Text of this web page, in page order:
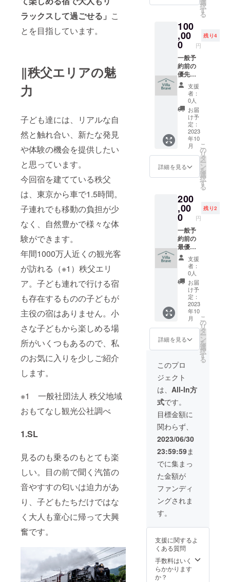
ラックスして過ごせる」 こ
とを目指しています。
‖秩父エリアの魅
力
子ども達には、リアルな自
然と触れ合い、新たな発見
や体験の機会を提供したい
と思っています。
今回宿を建てている秩父
は、東京から車で1.5時間。
子連れでも移動の負担が少
なく、自然豊かで様々な体
験ができます。
年間1000万人近くの観光客
が訪れる（※1）秩父エリ
ア。子ども連れで行ける宿
も存在するものの子どもが
主役の宿はありません。小
さな子どもから楽しめる場
所がいくつもあるので、私
のお気に入りを少しご紹介
します。
※1 一般社団法人 秩父地域
おもてなし観光公社調べ
1.SL
見るのも乗るのもとても楽
しい。目の前で聞く汽笛の
音やすすの匂いは迫力があ
り、子どもたちだけではな
く大人も童心に帰って大興
奮です。
は、1回
泊で複
数のご
利用が
す。 例
えば
30,000
円分を
ご支援
いただ
いた場
合、1回
の宿泊
費用か
30,000
円を割
引いた
の支援
者様の
なかで
同日の
ご希望
がある
場合
は、先
着順と
させて
いただ
きま
す。 ＜
概要＞
■所在
地：埼
玉県秩
父市 ■
米 ■
チェッ
クイ
ン：施
設内タ
ブレッ
ト端末
から
チェッ
クイン
■チェッ
クイン
15:00
～・
チェッ
クアウ
ト10:00
■料金：
35,000
別）〜
を予定
■定員：
5名 ※添
い寝は3
歳以下2
名まで
OK ■寝
屋 （洋
室／布
団） ■
駐車台
数：2台
まで可
能
8月分ま
りま
す。 ※
一般の
方への
予約解
放に先
駆け、
リター
ン対象
の方へ
専用の
WEB予
約画面
URLを
ご案内
しま
す。 同
じリ
ターン
なかで
同日の
ご希望
がある
場合
は、先
着順と
させて
いただ
きま
す。 ＜
概要＞
■所在
地：埼
玉県秩
父市 ■
床面
積：
74.52平
チェッ
クイ
ン：施
設内タ
ブレッ
ト端末
から
チェッ
クイン
■チェッ
クイン
15:00
～・
チェッ
クアウ
ト10:00
■料金：
1泊平日
円（税
を予定
■定員：
5名 ※添
い寝は3
選
択
す
る
100
,00
0 円
残り4
一般予
約前の
優先予
約のご
案内、
金土日
祝含む2
連泊分
のご宿
泊にご
招待い
たしま
す。 ※
ご予約
は、
でとな
りま
す。 ※
一般の
方への
予約解
放に先
駆け、
リター
ン対象
の方へ
専用の
WEB予
約画面
URLを
ご案内
しま
す。 同
じリ
の支援
者様の
なかで
同日の
ご希望
がある
場合
は、先
着順と
させて
いただ
きま
す。 ＜
概要＞
■所在
地：埼
玉県秩
父市 ■
74.52平
チェッ
クイ
ン：施
設内タ
支援
者：
0人
お届
け予
定：
2023
年10
月
詳細を見る
こ
の
リ
タ
ー
ン
を
選
択
す
る
200
,00
0 円
残り2
一般予
約前の
最優先
での予
約のご
案内、
金土日
祝含む2
連泊分
のご宿
泊にご
招待い
たしま
す。 サ
プライ
手伝い
なども
全力で
いたし
ます！
2024年
10月末
までで
ご希望
の日を
お伺い
しま
す。 ※
一般の
方、他
支援金
額のリ
ターン
先駆
リター
ン対象
の方へ
専用の
支援
者：
0人
お届
け予
定：
2023
年10
月
詳細を見る
こ
の
リ
タ
ー
ン
を
選
択
す
る
このプロ
ジェクト
は、 All-In方
式です。
目標金額に
関わらず、
2023/06/30
23:59:59ま
でに集まっ
た金額が
ファンディ
ングされま
す。
支援に関するよ
くある質問
手数料はいく
らかかります
か？